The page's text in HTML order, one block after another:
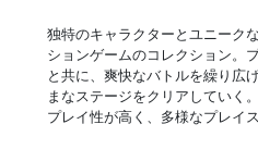
独特のキャラクターとユニーク
ションゲームのコレクション。
と共に、爽快なバトルを繰り広
まなステージをクリアしていく
プレイ性が高く、多様なプレイ